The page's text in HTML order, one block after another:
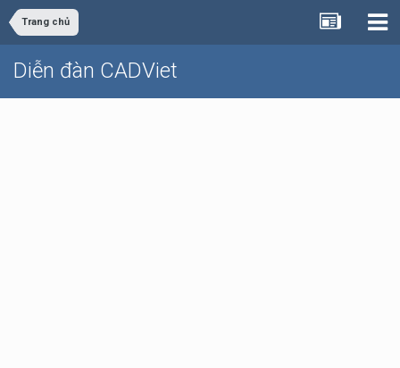
Trang chủ
Diễn đàn CADViet